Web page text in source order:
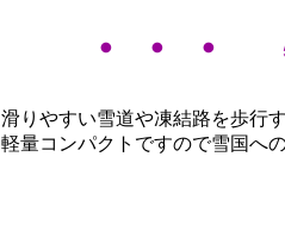
・・
滑りやすい雪道や凍結路を歩行
軽量コンパクトですので雪国へ